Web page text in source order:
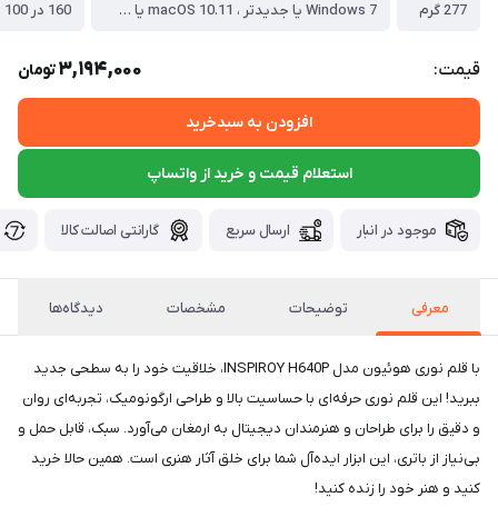
277 گرم
Windows 7 یا جدیدتر ، macOS 10.11 یا جدیدتر ، Android 6.0 یا جدیدتر
160 در 100 میلیمتر
قیمت: 3,194,000تومان
افزودن به سبدخرید
استعلام قیمت و خرید از واتساپ
موجود در انبار ارسال سریع گارانتی اصالت کالا
معرفی توضیحات مشخصات دیدگاه‌ها
با قلم نوری هوئیون مدل INSPIROY H640P، خلاقیت خود را به سطحی جدید
ببرید! این قلم نوری حرفه‌ای با حساسیت بالا و طراحی ارگونومیک، تجربه‌ای روان
و دقیق را برای طراحان و هنرمندان دیجیتال به ارمغان می‌آورد. سبک، قابل حمل و
بی‌نیاز از باتری، این ابزار ایده‌آل شما برای خلق آثار هنری است. همین حالا خرید
کنید و هنر خود را زنده کنید!